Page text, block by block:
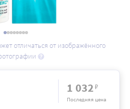
отличаться от изображённого
1 032₽
Последняя цена